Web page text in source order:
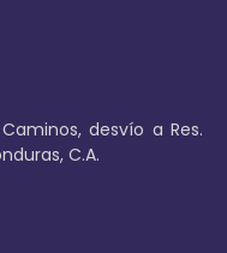
desvío a Res.
C.A.